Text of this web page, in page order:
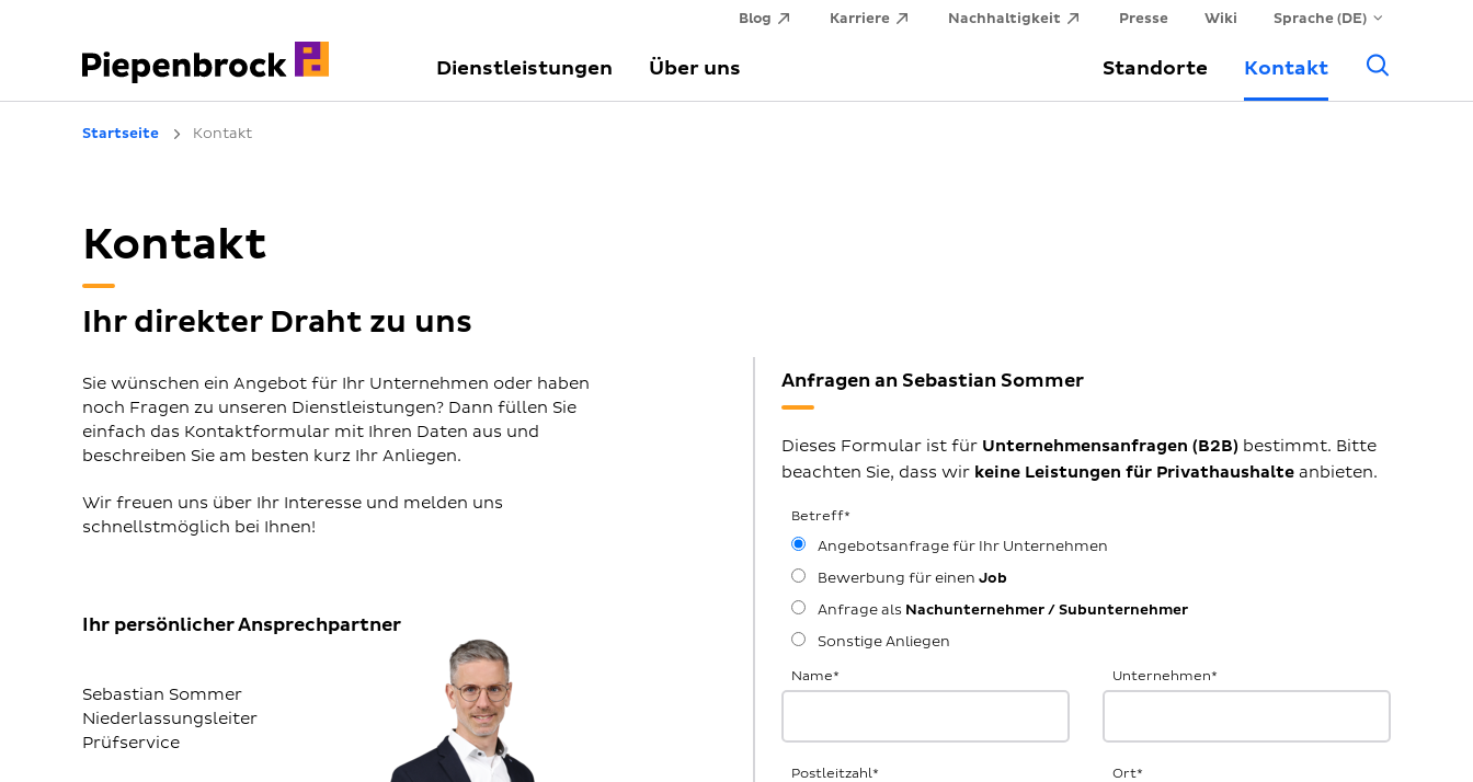
Blog Karriere Nachhaltigkeit Presse Wiki Sprache (DE)
Dienstleistungen Über uns Standorte Kontakt
Startseite Kontakt
Kontakt
Ihr direkter Draht zu uns
Sie wünschen ein Angebot für Ihr Unternehmen oder haben
noch Fragen zu unseren Dienstleistungen? Dann füllen Sie
einfach das Kontaktformular mit Ihren Daten aus und
beschreiben Sie am besten kurz Ihr Anliegen.
Wir freuen uns über Ihr Interesse und melden uns
schnellstmöglich bei Ihnen!
Ihr persönlicher Ansprechpartner
Sebastian Sommer
Niederlassungsleiter
Prüfservice
Anfragen an Sebastian Sommer
Dieses Formular ist für Unternehmensanfragen (B2B) bestimmt. Bitte
beachten Sie, dass wir keine Leistungen für Privathaushalteanbieten.
Betreff*
Angebotsanfrage für Ihr Unternehmen
Bewerbung für einen Job
Anfrage als Nachunternehmer / Subunternehmer
Sonstige Anliegen
Name* Unternehmen*
Postleitzahl* Ort*